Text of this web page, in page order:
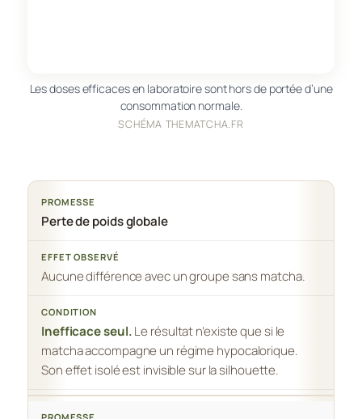
Les doses efficaces en laboratoire sont hors de portée d’une
consommation normale.
SCHÉMA THEMATCHA.FR
Perte de poids globale
Aucune différence avec un groupe sans matcha.
Inefficace seul.Le résultat n’existe que si le
matcha accompagne un régime hypocalorique.
Son effet isolé est invisible sur la silhouette.